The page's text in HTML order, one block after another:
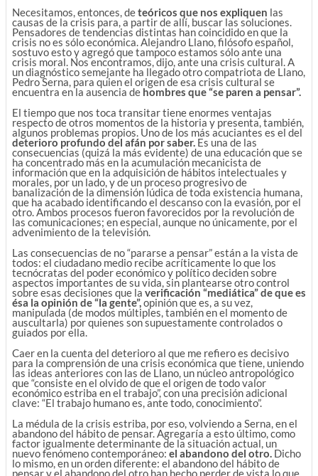
Necesitamos, entonces, deteóricos que nos expliquen las
causas de la crisis para, a partir de allí, buscar las soluciones.
Pensadores de tendencias distintas han coincidido en que la
crisis no es sólo económica. Alejandro Llano, filósofo español,
sostuvo esto y agregó que tampoco estamos sólo ante una
crisis moral. Nos encontramos, dijo, ante una crisis cultural. A
un diagnóstico semejante ha llegado otro compatriota de Llano,
Pedro Serna, para quien el origen de esa crisis cultural se
encuentra en la ausencia de hombres que “se paren a pensar”.
El tiempo que nos toca transitar tiene enormes ventajas
respecto de otros momentos de la historia y presenta, también,
algunos problemas propios. Uno de los más acuciantes es el del
deterioro profundo del afán por saber.Es una de las
consecuencias (quizá la más evidente) de una educación que se
ha concentrado más en la acumulación mecanicista de
información que en la adquisición de hábitos intelectuales y
morales, por un lado, y de un proceso progresivo de
banalización de la dimensión lúdica de toda existencia humana,
que ha acabado identificando el descanso con la evasión, por el
otro. Ambos procesos fueron favorecidos por la revolución de
las comunicaciones; en especial, aunque no únicamente, por el
advenimiento de la televisión.
Las consecuencias de no “pararse a pensar” están a la vista de
todos: el ciudadano medio recibe acríticamente lo que los
tecnócratas del poder económico y político deciden sobre
aspectos importantes de su vida, sin plantearse otro control
sobre esas decisiones que la verificación “mediática” de que es
ésa la opinión de “la gente”,opinión que es, a su vez,
manipulada (de modos múltiples, también en el momento de
auscultarla) por quienes son supuestamente controlados o
guiados por ella.
Caer en la cuenta del deterioro al que me refiero es decisivo
para la comprensión de una crisis económica que tiene, uniendo
las ideas anteriores con las de Llano, un núcleo antropológico
que “consiste en el olvido de que el origen de todo valor
económico estriba en el trabajo”, con una precisión adicional
clave: “El trabajo humano es, ante todo, conocimiento”.
La médula de la crisis estriba, por eso, volviendo a Serna, en el
abandono del hábito de pensar. Agregaría a esto último, como
factor igualmente determinante de la situación actual, un
nuevo fenómeno contemporáneo: el abandono del otro.Dicho
lo mismo, en un orden diferente: el abandono del hábito de
pensar y el abandono del otro han hecho perder de vista lo que